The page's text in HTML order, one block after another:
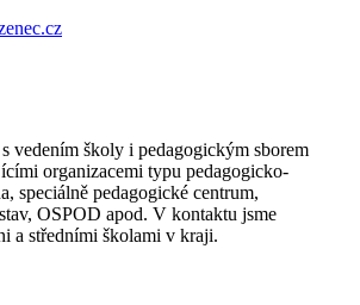
vedením školy i pedagogickým sborem
organizacemi typu pedagogicko-
speciálně pedagogické centrum,
OSPOD apod. V kontaktu jsme
a středními školami v kraji.